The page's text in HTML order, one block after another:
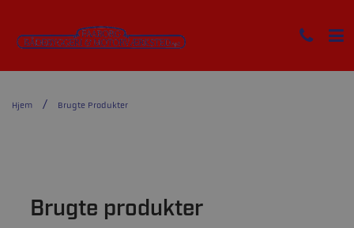
Hjem Brugte Produkter
Brugte produkter